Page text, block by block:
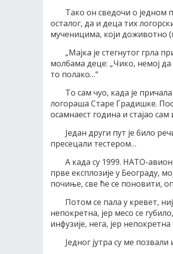
Тако он сведочи о једном
осталог, да и деца тих
мученицима, који доживотно
„Мајка је стегнутог грла
молбама деце: „Чико, немој
то полако…“
То сам чуо, када је
логораша Старе Градишке.
осамнаест година и стајао
Један други пут је било
пресецали тестером…
А када су 1999. НАТО-
прве експлозије у Београду,
почиње, све ће се поновити,
Потом се пала у кревет,
непокретна, јер месо се
инфузије, нега, јер
Једног јутра су ме